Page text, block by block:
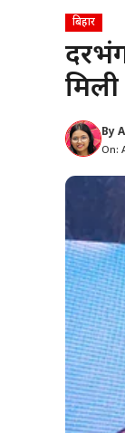
बिहार
By
On: